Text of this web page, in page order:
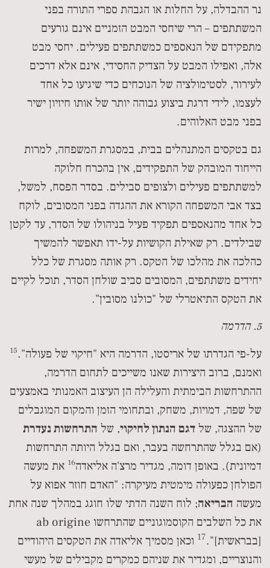
נר ההבדלה, על החלות או הגבהת ספרי התורה בפני
המשתתפים – הרי שיחסי המבט הזמניים אינם גורעים
מתפקידם של הנאספים כמשתתפים פעילים. יחסי מבט
אלה, ואפילו המבט על הצדיק החסידי, אינם אלא דרכים
לעירור, לסטימולציה של הנוכחים כדי שיגיעו כל אחד
לעצמו, לידי דרגת ביצוע גבוהה יותר של אותו חיזיון ישיר
בפני מבט האלוהים.
גם בטקסים המתנהלים בבית, במסגרת המשפחה, למרות
הייחוד המובהק של התפקידים, אין בהכרח חלוקה
למשתתפים פעילים ולצופים סבילים. בסדר הפסח, למשל,
בצד אבי המשפחה הקורא את ההגדה בפני המסובים, לוקח
כל אחד מהנאספים תפקיד פעיל בניהולו של הסדר, עד לקטן
שבילדים. רק שאילת הקושיות על-ידו תאפשר להמשיך
כהלכה את מהלכו של הטקס. רק אותה מסגרת של כלל
יחידים משתתפים, המסובים סביב שולחן הסדר, תוכל לקיים
את הטקס התיאטרלי של "כולנו מסובין".
5. הדרמה
על-פי הגדרתו של אריסטו, הדרמה היא "חיקוי של פעולה".15
ואמנם, ברוב היצירות שאנו משייכים לתחום הדרמה,
ההתרחשות הבימתית והעלילה הן העיצוב האמנותי באמצעים
של שפה, דמויות, משחק, ובתחומי הזמן והמקום המוגבלים
של ההצגה, שלדגם הנתון לחיקוי, של התרחשות נעדרת
(אם בגלל שהתרחשה בעבר, ואם בגלל היותה התרחשות
דמיונית). באופן דומה, מגדיר מרצ'ה אליאדה16 את מעשה
הפולחן כפעולה מימטית מעיקרה: "האדם חוזר אפוא על
מעשה הבריאה; לוח השנה הדתי שלו חוגג במהלך שנה אחת
את כל השלבים הקוסמוגוניים שהתרחשו ab origine
[בבראשית]".17 וכאן מסמיך אליאדה את הטקסים היהודיים
והנוצריים, ומגדיר את שניהם כמקרים מקבילים של מעשי